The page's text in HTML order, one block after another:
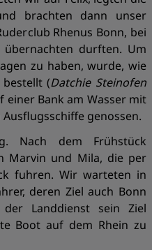
brachten dann unser
Rhenus Bonn, bei
durften. Um
zu haben, wurde, wie
bestellt (Datchie Steinofen
einer Bank am Wasser mit
genossen.
Nach dem Frühstück
Marvin und Mila, die per
fuhren. Wir warteten in
deren Ziel auch Bonn
Landdienst sein Ziel
Boot auf dem Rhein zu